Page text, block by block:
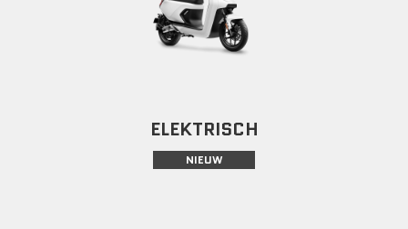
ELEKTRISCH
NIEUW